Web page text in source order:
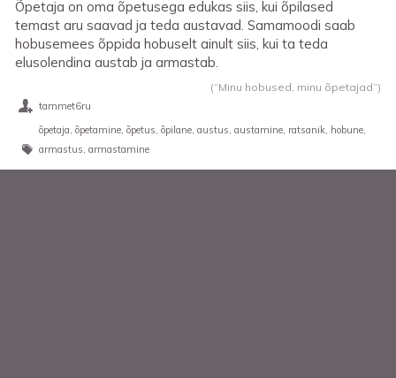
Õpetaja on oma õpetusega edukas siis, kui õpilased
temast aru saavad ja teda austavad. Samamoodi saab
hobusemees õppida hobuselt ainult siis, kui ta teda
elusolendina austab ja armastab.
(“Minu hobused, minu õpetajad”)
tammet6ru
õpetaja õpetamine õpetus õpilane austus austamine ratsanik hobune
armastus armastamine